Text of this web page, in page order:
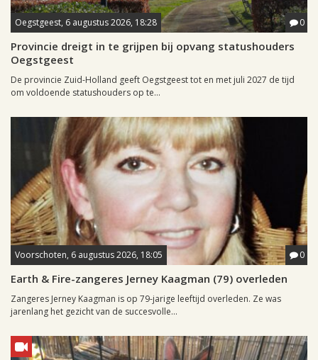
Oegstgeest, 6 augustus 2026, 18:28 0
Provincie dreigt in te grijpen bij opvang statushouders
Oegstgeest
De provincie Zuid-Holland geeft Oegstgeest tot en met juli 2027 de tijd
om voldoende statushouders op te...
Voorschoten, 6 augustus 2026, 18:05 0
Earth & Fire-zangeres Jerney Kaagman (79) overleden
Zangeres Jerney Kaagman is op 79-jarige leeftijd overleden. Ze was
jarenlang het gezicht van de succesvolle...